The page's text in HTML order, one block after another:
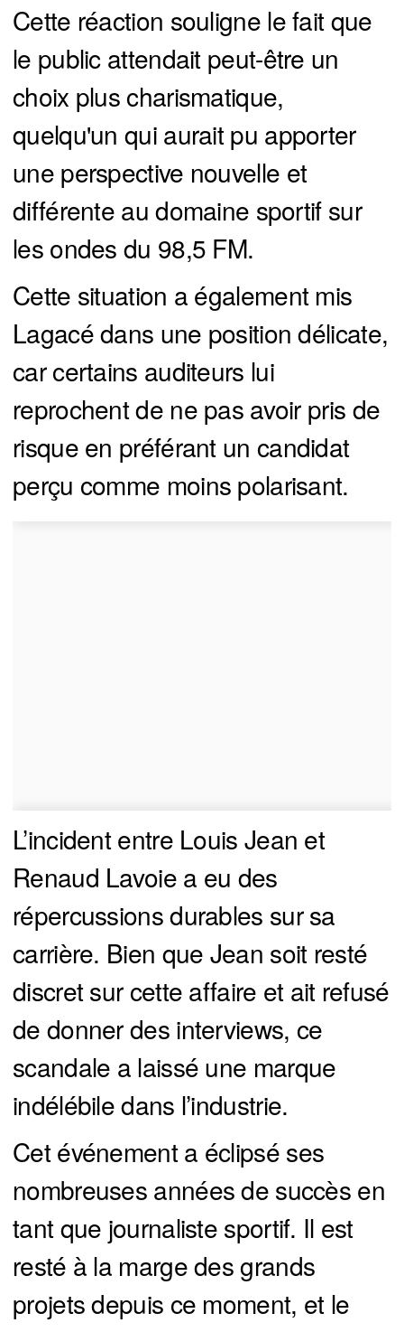
Cette réaction souligne le fait que
le public attendait peut-être un
choix plus charismatique,
quelqu'un qui aurait pu apporter
une perspective nouvelle et
différente au domaine sportif sur
les ondes du 98,5 FM.
Cette situation a également mis
Lagacé dans une position délicate,
car certains auditeurs lui
reprochent de ne pas avoir pris de
risque en préférant un candidat
perçu comme moins polarisant.
L’incident entre Louis Jean et
Renaud Lavoie a eu des
répercussions durables sur sa
carrière. Bien que Jean soit resté
discret sur cette affaire et ait refusé
de donner des interviews, ce
scandale a laissé une marque
indélébile dans l’industrie.
Cet événement a éclipsé ses
nombreuses années de succès en
tant que journaliste sportif. Il est
resté à la marge des grands
projets depuis ce moment, et le